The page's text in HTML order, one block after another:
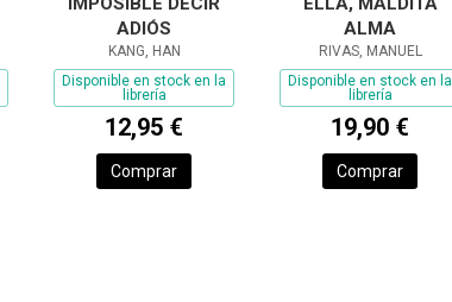
ADIÓS
KANG, HAN
Disponible en stock en la
librería
12,95 €
Comprar
ALMA
RIVAS, MANUEL
Disponible en stock en la
librería
19,90 €
Comprar